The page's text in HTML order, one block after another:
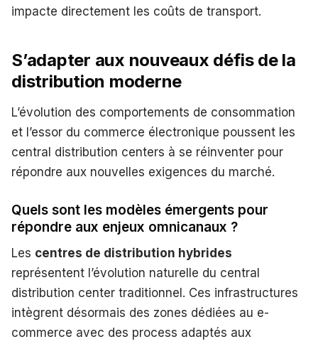
impacte directement les coûts de transport.
S’adapter aux nouveaux défis de la
distribution moderne
L’évolution des comportements de consommation
et l’essor du commerce électronique poussent les
central distribution centers à se réinventer pour
répondre aux nouvelles exigences du marché.
Quels sont les modèles émergents pour
répondre aux enjeux omnicanaux ?
Les centres de distribution hybrides
représentent l’évolution naturelle du central
distribution center traditionnel. Ces infrastructures
intègrent désormais des zones dédiées au e-
commerce avec des process adaptés aux